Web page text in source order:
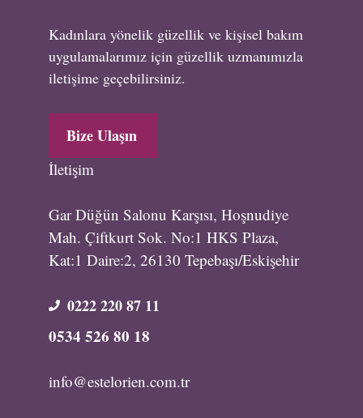
Kadınlara yönelik güzellik ve kişisel bakım
uygulamalarımız için güzellik uzmanımızla
iletişime geçebilirsiniz.
Bize Ulaşın
İletişim
Gar Düğün Salonu Karşısı, Hoşnudiye
Mah. Çiftkurt Sok. No:1 HKS Plaza,
Kat:1 Daire:2, 26130 Tepebaşı/Eskişehir
0222 220 87 11
0534 526 80 18
info@estelorien.com.tr